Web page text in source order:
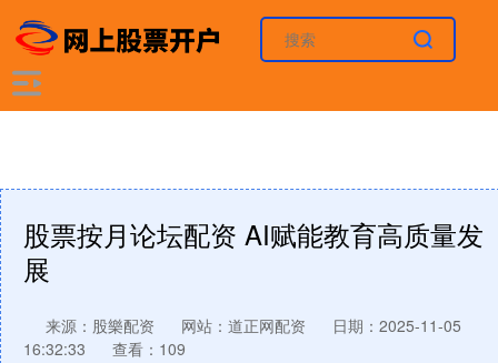
股票按月论坛配资 AI赋能教育高质量发
展
来源：股樂配资 网站：道正网配资
日期：2025-11-05
16:32:33
查看：109